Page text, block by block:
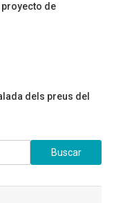
de
dels preus del
Buscar: